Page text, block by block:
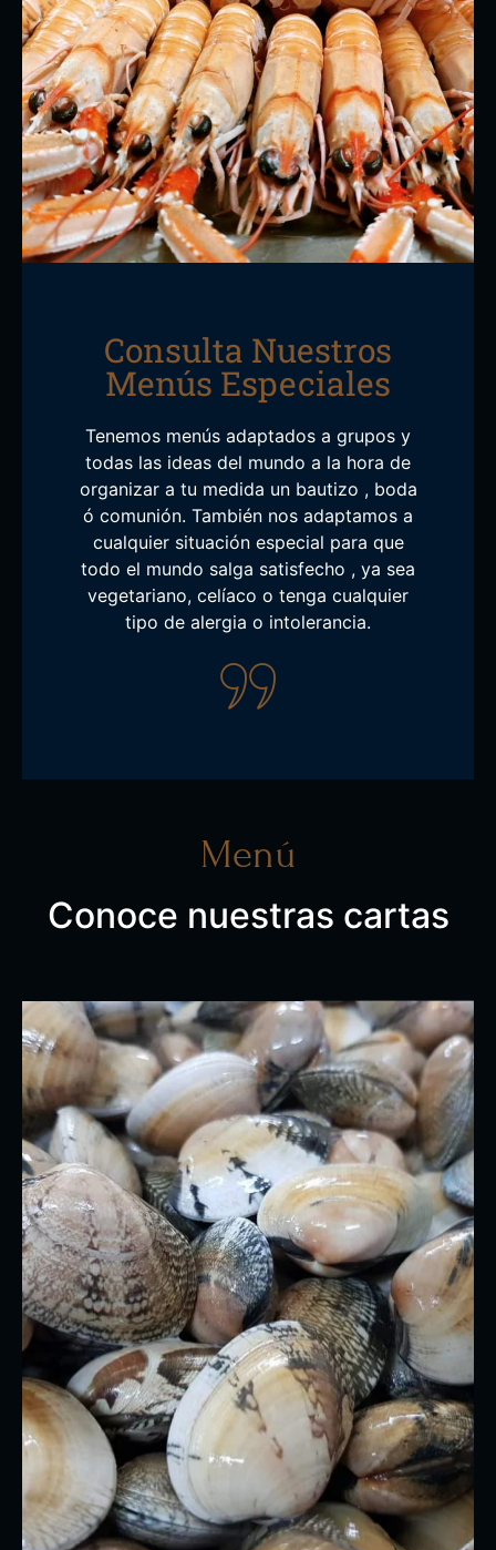
Consulta Nuestros
Menús Especiales
Tenemos menús adaptados a grupos y
todas las ideas del mundo a la hora de
organizar a tu medida un bautizo , boda
ó comunión. También nos adaptamos a
cualquier situación especial para que
todo el mundo salga satisfecho , ya sea
vegetariano, celíaco o tenga cualquier
tipo de alergia o intolerancia.
Menú
Conoce nuestras cartas